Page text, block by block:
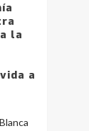
la
a
de Trenque
de los